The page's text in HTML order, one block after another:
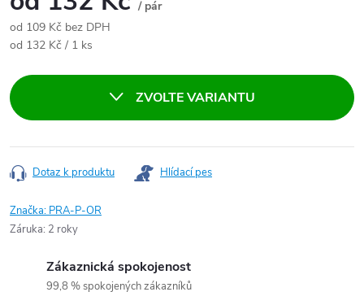
/ pár
od 109 Kč bez DPH
Měrná cena:
od 132 Kč / 1 ks
ZVOLTE VARIANTU
Dotaz k produktu Hlídací pes
Značka: PRA-P-OR
Záruka: 2 roky
Zákaznická spokojenost
99,8 % spokojených zákazníků